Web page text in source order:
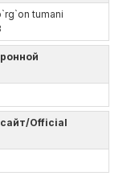
tumani
Official